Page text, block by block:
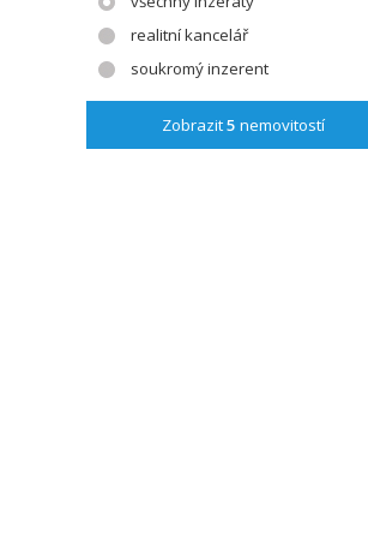
realitní kancelář
soukromý inzerent
Zobrazit5 nemovitostí